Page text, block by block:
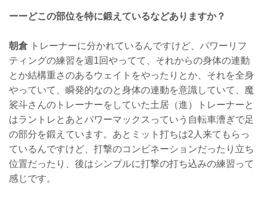
ーーどこの部位を特に鍛えているなどありますか？
朝倉トレーナーに分かれているんですけど、パワーリフ
ティングの練習を週1回やってて、それからの身体の連動
とか結構重さのあるウェイトをやったりとか、それを全身
やっていて、瞬発的なのと身体の連動を意識していて、魔
裟斗さんのトレーナーをしていた土居（進）トレーナーと
はラントレとあとパワーマックスっていう自転車漕ぎで足
の部分を鍛えています。あとミット打ちは2人来てもらっ
ているんですけど、打撃のコンビネーションだったり立ち
位置だったり、後はシンプルに打撃の打ち込みの練習って
感じです。